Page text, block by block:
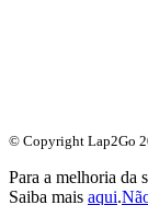
© Copyright Lap2Go
Para a melhoria da
Saiba mais aqui.